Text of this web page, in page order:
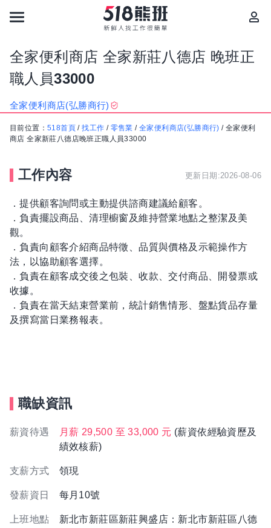
全家便利商店 全家新莊八德店 晚班正
職人員33000
全家便利商店(弘勝商行)
目前位置： 518首頁 /找工作 / 零售業 /全家便利商店(弘勝商行) /全家便利
商店 全家新莊八德店晚班正職人員33000
工作內容 更新日期:2026-08-06
．提供顧客詢問或主動提供諮商建議給顧客。
．負責擺設商品、清理櫥窗及維持營業地點之整潔及美
觀。
．負責向顧客介紹商品特徵、品質與價格及示範操作方
法，以協助顧客選擇。
．負責在顧客成交後之包裝、收款、交付商品、開發票或
收據。
．負責在當天結束營業前，統計銷售情形、盤點貨品存量
及撰寫當日業務報表。
職缺資訊
薪資待遇 月薪 29,500 至 33,000 元 (薪資依經驗資歷及
績效核薪)
支薪方式 領現
發薪資日 每月10號
上班地點
新北市新莊區新莊興盛店：新北市新莊區八德